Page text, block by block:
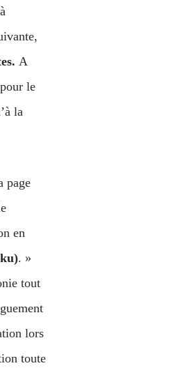
A
le
la
page
en
. »
tout
lors
toute